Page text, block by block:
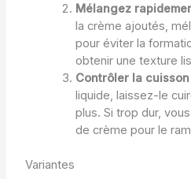
Mélangez
la crème ajoutés,
pour éviter la
obtenir une texture
Contrôler la cuisson
liquide, laissez-le
plus. Si trop dur,
de crème pour le
Variantes